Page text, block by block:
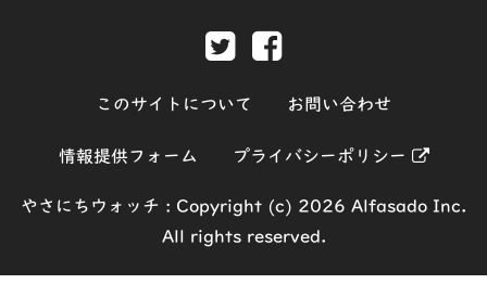
Twitter-別ウィンドウで開きま
このサイトについて お問い合わせ
情報提供フォーム プライバシーポリシー 別ウィ
やさにちウォッチ : Copyright (c) 2026 Alfasado Inc.
All rights reserved.